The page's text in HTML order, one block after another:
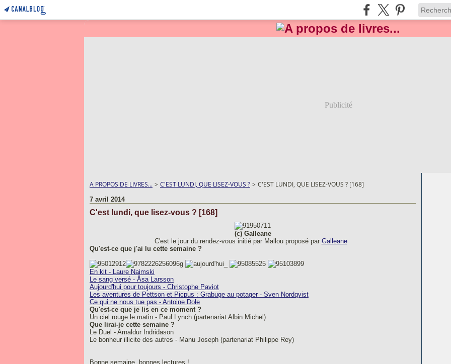
Publicité
A PROPOS DE LIVRES... > C'EST LUNDI, QUE LISEZ-VOUS ? > C'EST LUNDI, QUE LISEZ-VOUS ? [168]
7 avril 2014
C'est lundi, que lisez-vous ? [168]
(c) Galleane
C'est le jour du rendez-vous initié par Mallou proposé par Galleane
Qu'est-ce que j'ai lu cette semaine ?
En kit - Laure Naimski
Le sang versé - Åsa Larsson
Aujourd'hui pour toujours - Christophe Paviot
Les aventures de Pettson et Picpus : Grabuge au potager - Sven Nordqvist
Ce qui ne nous tue pas - Antoine Dole
Qu'est-ce que je lis en ce moment ?
Un ciel rouge le matin - Paul Lynch (partenariat Albin Michel)
Que lirai-je cette semaine ?
Le Duel - Arnaldur Indridason
Le bonheur illicite des autres - Manu Joseph (partenariat Philippe Rey)
Bonne semaine, bonnes lectures !